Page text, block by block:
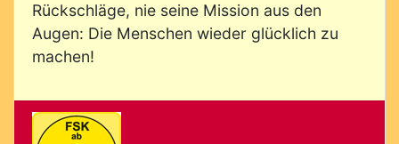
Rückschläge, nie seine Mission aus den
Augen: Die Menschen wieder glücklich zu
machen!